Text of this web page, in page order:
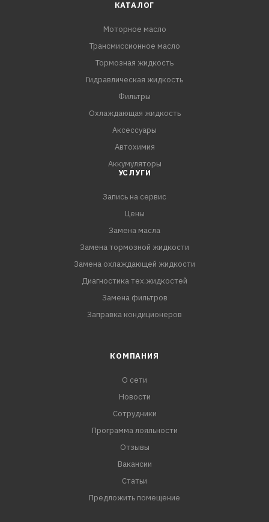
КАТАЛОГ
Моторное масло
Трансмиссионное масло
Тормозная жидкость
Гидравлическая жидкость
Фильтры
Охлаждающая жидкость
Аксессуары
Автохимия
Аккумуляторы
УСЛУГИ
Запись на сервис
Цены
Замена масла
Замена тормозной жидкости
Замена охлаждающей жидкости
Диагностика тех.жидкостей
Замена фильтров
Заправка кондиционеров
КОМПАНИЯ
О сети
Новости
Сотрудники
Программа лояльности
Отзывы
Вакансии
Статьи
Предложить помещение